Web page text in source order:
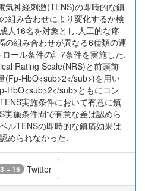
気神経刺激(TENS)の即時的な鎮
組み合わせにより変化するか検
人16名を対象とし,人工的な疼
の組み合わせが異なる6種類の運
ール条件の計7条件を実施した.
Rating Scale(NRS)と前頭前
(Fp-HbO<sub>2</sub>)を用い
HbO<sub>2</sub>ともにコン
実施条件において有意に鎮
施条件間で有意な差は認めら
ルTENSの即時的な鎮痛効果は
められなかった.
3 + 15 Twitter